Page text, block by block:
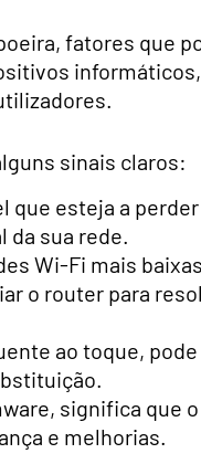
fatores que
sinais claros:
que esteja a perder
da sua rede.
Wi-Fi mais
o router para
ao toque, pode
significa que o
e melhorias.